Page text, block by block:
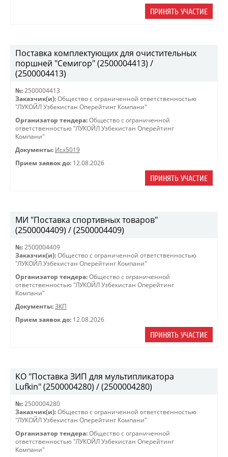
ПРИНЯТЬ УЧАСТИЕ
Поставка комплектующих для очистительных
поршней "Семигор" (2500004413) /
(2500004413)
№: 2500004413
Заказчик(и): Общество с ограниченной ответственностью
"ЛУКОЙЛ Узбекистан Оперейтинг Компани"
Организатор тендера: Общество с ограниченной
ответственностью "ЛУКОЙЛ Узбекистан Оперейтинг
Компани"
Документы: Исх5019
Прием заявок до: 12.08.2026
ПРИНЯТЬ УЧАСТИЕ
МИ "Поставка спортивных товаров"
(2500004409) / (2500004409)
№: 2500004409
Заказчик(и): Общество с ограниченной ответственностью
"ЛУКОЙЛ Узбекистан Оперейтинг Компани"
Организатор тендера: Общество с ограниченной
ответственностью "ЛУКОЙЛ Узбекистан Оперейтинг
Компани"
Документы: ЗКП
Прием заявок до: 12.08.2026
ПРИНЯТЬ УЧАСТИЕ
KO "Поставка ЗИП для мультипликатора
Lufkin" (2500004280) / (2500004280)
№: 2500004280
Заказчик(и): Общество с ограниченной ответственностью
"ЛУКОЙЛ Узбекистан Оперейтинг Компани"
Организатор тендера: Общество с ограниченной
ответственностью "ЛУКОЙЛ Узбекистан Оперейтинг
Компани"